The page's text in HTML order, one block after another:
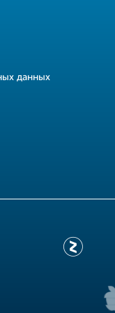
данных